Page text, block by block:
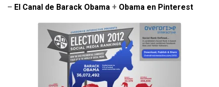
– El Canal de Barack Obama + Obama en Pinterest